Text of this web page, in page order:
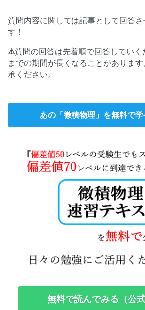
質問内容に関しては記事として回答さ
す！
⚠️質問の回答は先着順で回答してい
までの期間が長くなることがありま
承ください。
あの「微積物理」を無料で学
無料で読んでみる（公式